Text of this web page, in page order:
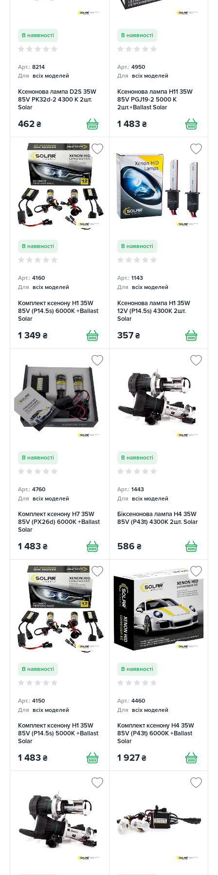
В наявності
Арт.: 8214
Для всіх моделей
Ксенонова лампа D2S 35W
85V PK32d-2 4300 K 2шт.
Solar
462 ₴
В наявності
Арт.: 4950
Для всіх моделей
Ксенонова лампа H11 35W
85V PGJ19-2 5000 K
2шт.+Ballast Solar
1 483 ₴
В наявності
Арт.: 4160
Для всіх моделей
Комплект ксенону H1 35W
85V (P14.5s) 6000K +Ballast
Solar
1 349 ₴
В наявності
Арт.: 1143
Для всіх моделей
Ксенонова лампа H1 35W
12V (P14.5s) 4300K 2шт.
Solar
357 ₴
В наявності
Арт.: 4760
Для всіх моделей
Комплект ксенону H7 35W
85V (PX26d) 6000K +Ballast
Solar
1 483 ₴
В наявності
Арт.: 1443
Для всіх моделей
Біксенонова лампа H4 35W
85V (P43t) 4300K 2шт. Solar
586 ₴
В наявності
Арт.: 4150
Для всіх моделей
Комплект ксенону H1 35W
85V (P14.5s) 5000K +Ballast
Solar
1 483 ₴
В наявності
Арт.: 4460
Для всіх моделей
Комплект ксенону H4 35W
85V (P43t) 6000K +Ballast
Solar
1 927 ₴